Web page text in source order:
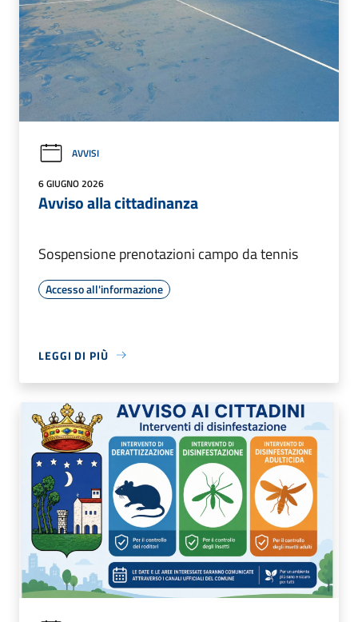
AVVISI
6 GIUGNO 2026
Avviso alla cittadinanza
Sospensione prenotazioni campo da tennis
Accesso all'informazione
LEGGI DI PIÙ